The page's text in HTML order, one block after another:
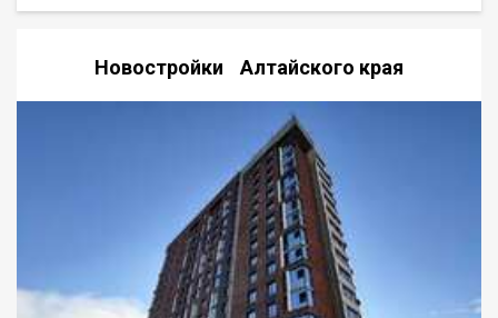
недостроенный коттедж для большой семьи. 1. Готовый
внутри- санузел с душевой кабиной. Тепло и экономно-
отличная баня, гараж, детская площадка и хозпостройки. 2.
Большой строящийся дом (130 м + мансарда) Для тех, кто
ценит качество и экологию- Материал- опилкобетон
(арболит) — стены дышат, отлично держат тепло зимой и
прохладу летом, экологически чистый состав. Простор-
площадь позволяет реализовать любую планировку для
большой семьи. Свобода выбора- вы можете достроить
объект под себя или использовать участок как чистый холст
для нового проекта. Локация и инфраструктура- Тишина и
комфорт- обжитой район, где всё под рукой. В шаговой
Новостройки Алтайского края